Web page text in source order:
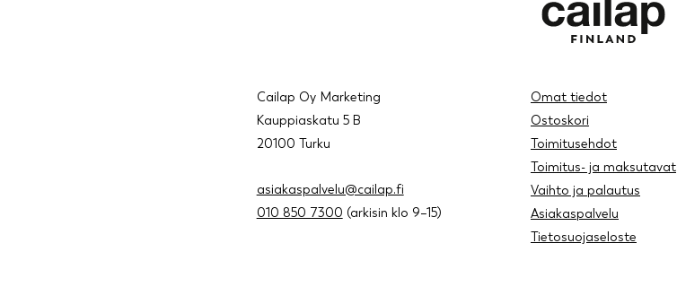
Cailap Oy Marketing
Kauppiaskatu 5 B
20100 Turku
asiakaspalvelu@cailap.fi
010 850 7300 (arkisin klo 9–15)
Omat tiedot
Ostoskori
Toimitusehdot
Toimitus- ja maksutavat
Vaihto ja palautus
Asiakaspalvelu
Tietosuojaseloste